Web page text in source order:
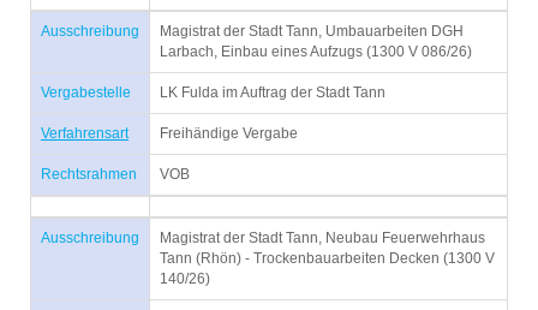
Ausschreibung
Magistrat der Stadt Tann, Umbauarbeiten DGH
Larbach, Einbau eines Aufzugs (1300 V 086/26)
Vergabestelle LK Fulda im Auftrag der Stadt Tann
Verfahrensart Freihändige Vergabe
Rechtsrahmen VOB
Ausschreibung
Magistrat der Stadt Tann, Neubau Feuerwehrhaus
Tann (Rhön) - Trockenbauarbeiten Decken (1300 V
140/26)